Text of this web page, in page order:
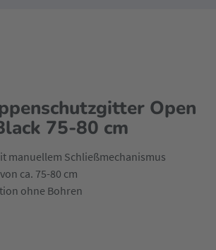
Open
75-80 cm
manuellem Schließmechanismus
ca. 75-80 cm
ohne Bohren